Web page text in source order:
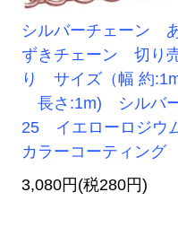
シルバーチェーン
ずきチェーン 切り
り サイズ（幅 約
長さ:1m) シルバ
25 イエローロジウ
カラーコーティング
3,080円(税280円)